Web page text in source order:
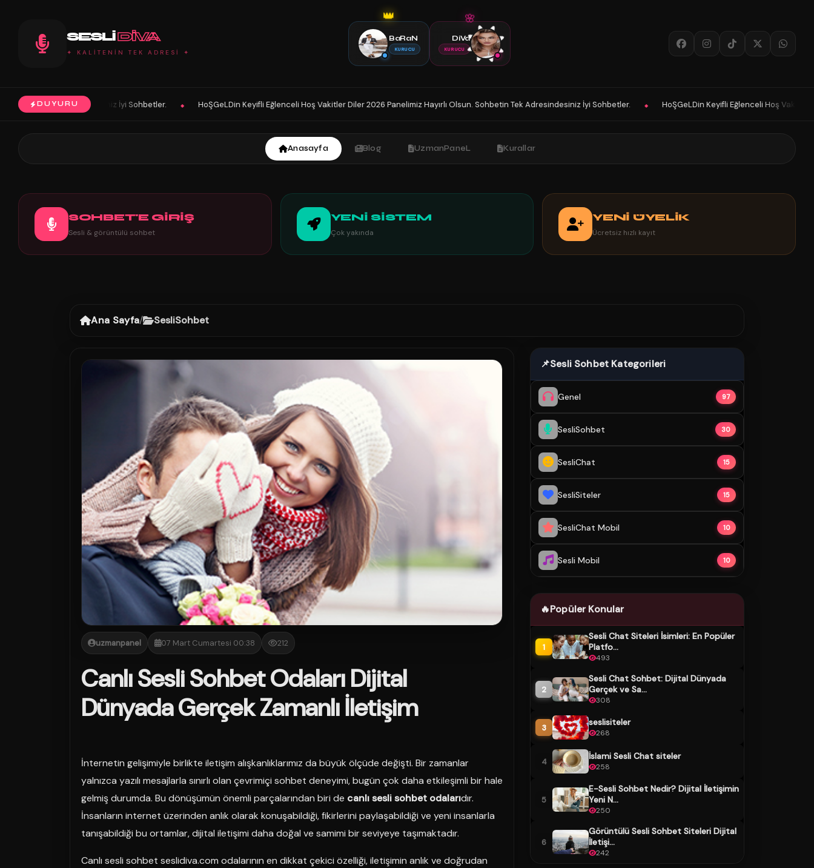
SESLIDIVA
✦ KALİTENİN TEK ADRESİ ✦
👑
BaRaN
KURUCU
🌸
DiVa
KURUCU
DUYURU
İyi Sohbetler. ◆ HoŞGeLDin Keyifli Eğlenceli Hoş Vakitler Diler 2026 Panelimiz Hayırlı Olsun. Sohbetin Tek Adresindesiniz İyi Sohbetler. ◆ HoŞGeLDin Keyifli Eğlenceli Hoş Vakitler Diler 2026 Panelimiz Hayırlı
Anasayfa Blog UzmanPaneL Kurallar
SOHBET'E GİRİŞ
Sesli & görüntülü sohbet
YENİ SİSTEM
Çok yakında
YENİ ÜYELİK
Ücretsiz hızlı kayıt
Ana Sayfa/ SesliSohbet
uzmanpanel 07 Mart Cumartesi 00:38 212
Canlı Sesli Sohbet Odaları Dijital
Dünyada Gerçek Zamanlı İletişim
İnternetin gelişimiyle birlikte iletişim alışkanlıklarımız da büyük ölçüde değişti. Bir zamanlar
yalnızca yazılı mesajlarla sınırlı olan çevrimiçi sohbet deneyimi, bugün çok daha etkileşimli bir hale
gelmiş durumda. Bu dönüşümün önemli parçalarından biri de canlı sesli sohbet odalarıdır.
İnsanların internet üzerinden anlık olarak konuşabildiği, fikirlerini paylaşabildiği ve yeni insanlarla
tanışabildiği bu ortamlar, dijital iletişimi daha doğal ve samimi bir seviyeye taşımaktadır.
Canlı sesli sohbet seslidiva.com odalarının en dikkat çekici özelliği, iletişimin anlık ve doğrudan
📌Sesli Sohbet Kategorileri
Genel 97
SesliSohbet 30
SesliChat 15
SesliSiteler 15
SesliChat Mobil 10
Sesli Mobil 10
🔥Popüler Konular
1
Sesli Chat Siteleri İsimleri: En Popüler
Platfo...
493
2
Sesli Chat Sohbet: Dijital Dünyada
Gerçek ve Sa...
308
3 seslisiteler
268
4 İslami Sesli Chat siteler
258
5
E-Sesli Sohbet Nedir? Dijital İletişimin
Yeni N...
250
6
Görüntülü Sesli Sohbet Siteleri Dijital
İletişi...
242